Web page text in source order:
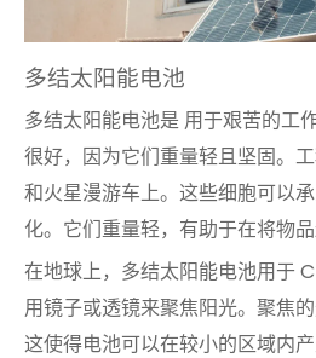
多结太阳能电池
多结太阳能电池是 用于艰苦的工
很好，因为它们重量轻且坚固。
和火星漫游车上。这些细胞可以
化。它们重量轻，有助于在将物
在地球上，多结太阳能电池用于
用镜子或透镜来聚焦阳光。聚焦
这使得电池可以在较小的区域内